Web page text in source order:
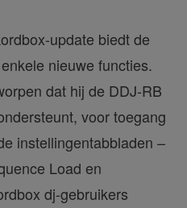
update biedt de
nieuwe functies.
dat hij de DDJ-RB
voor toegang
instellingentabbladen –
Load en
dj-gebruikers